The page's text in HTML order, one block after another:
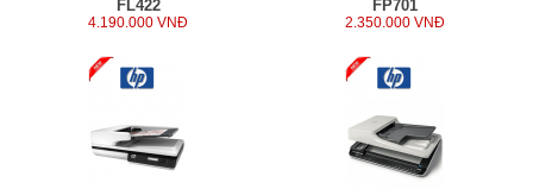
FL422
4.190.000 VNĐ
FP701
2.350.000 VNĐ